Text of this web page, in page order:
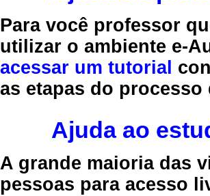
Para você professor
utilizar o ambiente e-
acessar um tutorial
as etapas do
Ajuda ao
A grande maioria das
pessoas para acesso